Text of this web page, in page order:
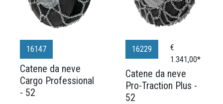
16147
Catene da neve
Cargo Professional
- 52
16229
€
1.341,00*
Catene da neve
Pro-Traction Plus -
52